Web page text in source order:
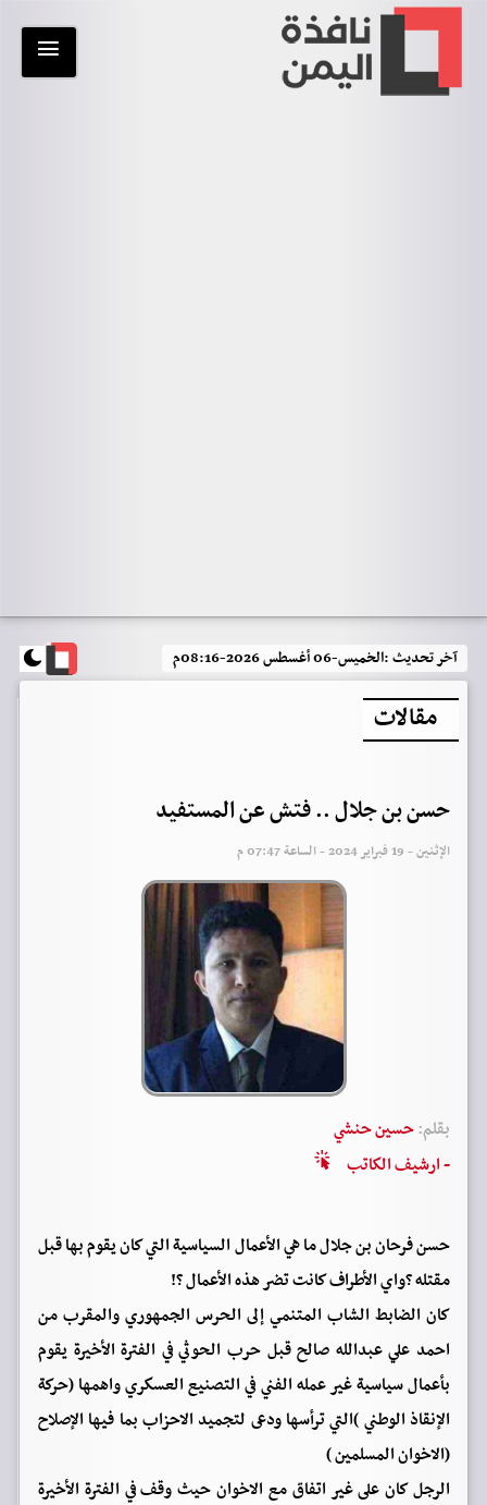
آخر تحديث :الخميس-06 أغسطس 2026-08:16م
مقالات
حسن بن جلال .. فتش عن المستفيد
الإثنين - 19 فبراير 2024 - الساعة 07:47 م
بقلم:حسين حنشي
- ارشيف الكاتب
حسن فرحان بن جلال ما هي الأعمال السياسية التي كان يقوم بها قبل
مقتله ؟واي الأطراف كانت تضر هذه الأعمال ؟!
كان الضابط الشاب المتنمي إلى الحرس الجمهوري والمقرب من
احمد علي عبدالله صالح قبل حرب الحوثي في الفترة الأخيرة يقوم
بأعمال سياسية غير عمله الفني في التصنيع العسكري واهمها (حركة
الإنقاذ الوطني )التي ترأسها ودعى لتجميد الاحزاب بما فيها الإصلاح
(الاخوان المسلمين )
الرجل كان على غير اتفاق مع الاخوان حيث وقف في الفترة الأخيرة